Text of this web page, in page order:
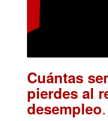
Cuántas
pierdes al
desempleo